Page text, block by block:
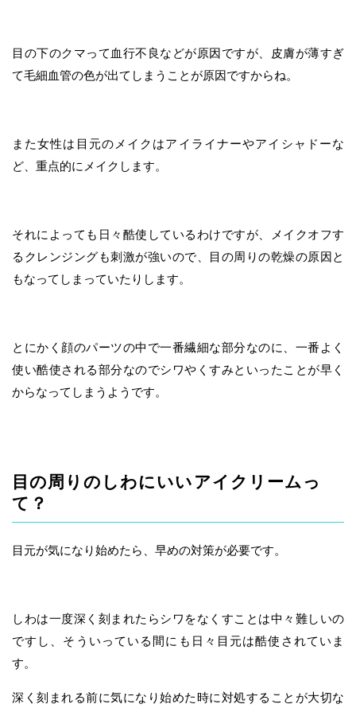
目の下のクマって血行不良などが原因ですが、皮膚が薄すぎ
て毛細血管の色が出てしまうことが原因ですからね。
また女性は目元のメイクはアイライナーやアイシャドーな
ど、重点的にメイクします。
それによっても日々酷使しているわけですが、メイクオフす
るクレンジングも刺激が強いので、目の周りの乾燥の原因と
もなってしまっていたりします。
とにかく顔のパーツの中で一番繊細な部分なのに、一番よく
使い酷使される部分なのでシワやくすみといったことが早く
からなってしまうようです。
目の周りのしわにいいアイクリームっ
て？
目元が気になり始めたら、早めの対策が必要です。
しわは一度深く刻まれたらシワをなくすことは中々難しいの
ですし、そういっている間にも日々目元は酷使されていま
す。
深く刻まれる前に気になり始めた時に対処することが大切な